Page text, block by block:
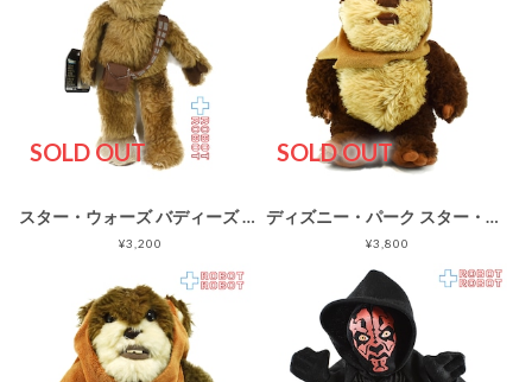
SOLD OUT
スター・ウォーズ バディーズ チューバッカ 弾薬帯茶色 ビーニーぬいぐるみ 紙タグ付
¥3,200
SOLD OUT
ディズニー・パーク スター・ウォーズ ウィークエンド ウィケット イウォーク ぬいぐるみ人形 2015
¥3,800